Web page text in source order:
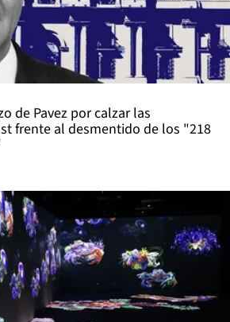
de Pavez por calzar las
frente al desmentido de los "218